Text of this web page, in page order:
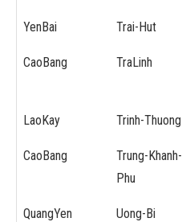
YenBai Trai-Hut
CaoBang TraLinh
LaoKay Trinh-Thuong
CaoBang
Trung-Khanh-
Phu
QuangYen
Uong-Bi